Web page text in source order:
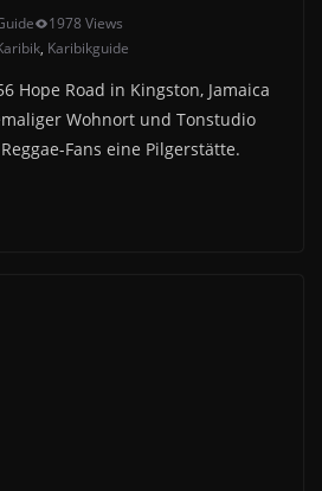
1978 Views
, Karibikguide
Hope Road in Kingston, Jamaica
Wohnort und Tonstudio
Fans eine Pilgerstätte.